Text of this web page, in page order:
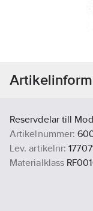
Reservdelar till
Artikelnummer:
Lev. artikelnr:
Materialklass